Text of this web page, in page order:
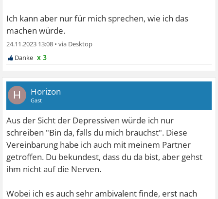
Ich kann aber nur für mich sprechen, wie ich das
machen würde.
24.11.2023 13:08 •
x 3
H Horizon
Gast
Aus der Sicht der Depressiven würde ich nur
schreiben "Bin da, falls du mich brauchst". Diese
Vereinbarung habe ich auch mit meinem Partner
getroffen. Du bekundest, dass du da bist, aber gehst
ihm nicht auf die Nerven.
Wobei ich es auch sehr ambivalent finde, erst nach